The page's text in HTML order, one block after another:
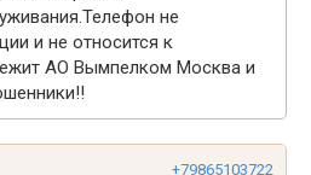
не
и не относится к
АО Вымпелком Москва и
+79865103722